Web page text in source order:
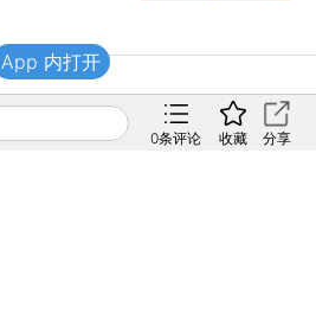
0条评论 收藏 分享
App 内打开